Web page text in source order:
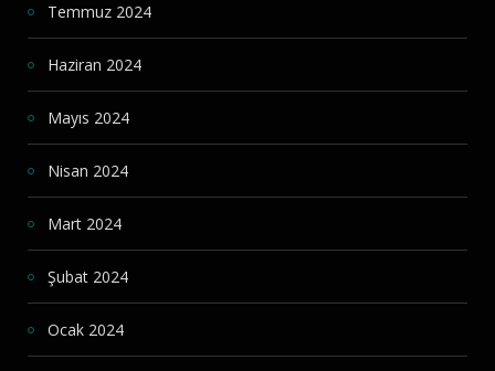
Temmuz 2024
Haziran 2024
Mayıs 2024
Nisan 2024
Mart 2024
Şubat 2024
Ocak 2024